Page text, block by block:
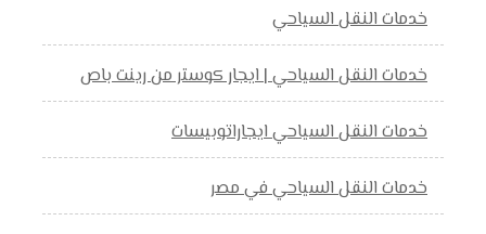
خدمات النقل السياحي
خدمات النقل السياحي | ايجار كوستر من رينت باص
خدمات النقل السياحي ايجاراتوبيسات
خدمات النقل السياحي في مصر